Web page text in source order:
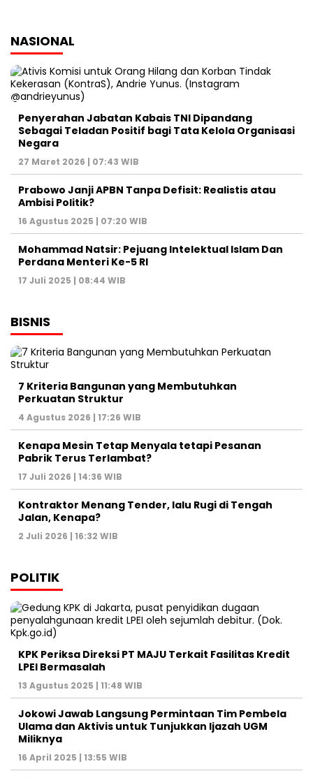
NASIONAL
Penyerahan Jabatan Kabais TNI Dipandang
Sebagai Teladan Positif bagi Tata Kelola Organisasi
Negara
27 Maret 2026 | 07:43 WIB
Prabowo Janji APBN Tanpa Defisit: Realistis atau
Ambisi Politik?
16 Agustus 2025 | 07:20 WIB
Mohammad Natsir: Pejuang Intelektual Islam Dan
Perdana Menteri Ke-5 RI
17 Juli 2025 | 08:44 WIB
BISNIS
7 Kriteria Bangunan yang Membutuhkan
Perkuatan Struktur
4 Agustus 2026 | 17:26 WIB
Kenapa Mesin Tetap Menyala tetapi Pesanan
Pabrik Terus Terlambat?
17 Juli 2026 | 14:36 WIB
Kontraktor Menang Tender, lalu Rugi di Tengah
Jalan, Kenapa?
2 Juli 2026 | 16:32 WIB
POLITIK
KPK Periksa Direksi PT MAJU Terkait Fasilitas Kredit
LPEI Bermasalah
13 Agustus 2025 | 11:48 WIB
Jokowi Jawab Langsung Permintaan Tim Pembela
Ulama dan Aktivis untuk Tunjukkan Ijazah UGM
Miliknya
16 April 2025 | 13:55 WIB